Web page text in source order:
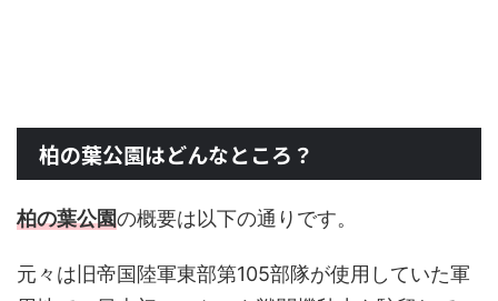
柏の葉公園はどんなところ？
柏の葉公園の概要は以下の通りです。
元々は旧帝国陸軍東部第105部隊が使用していた軍